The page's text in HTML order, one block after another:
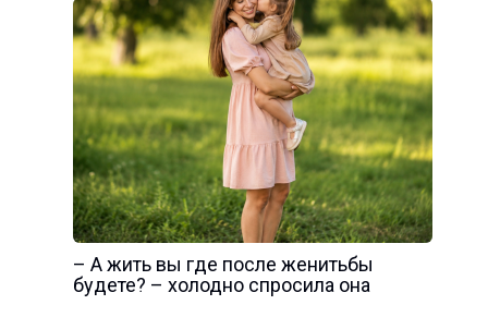
– А жить вы где после женитьбы
будете? – холодно спросила она